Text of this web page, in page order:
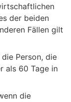
der beiden
Fällen gilt
Person, die
als 60 Tage in
die